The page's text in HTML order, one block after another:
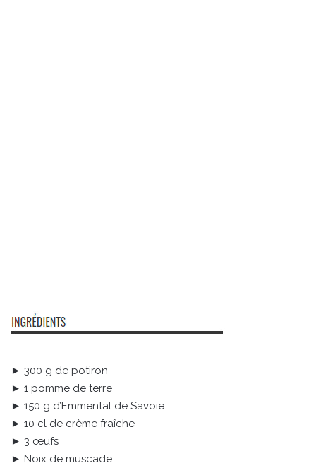
► 300 g de potiron
► 1 pomme de terre
► 150 g d’Emmental de Savoie
► 10 cl de crème fraîche
► 3 œufs
► Noix de muscade